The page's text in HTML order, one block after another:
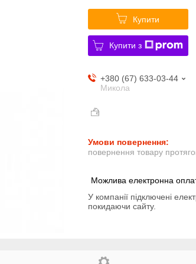
Купити
Купити з
+380 (67) 633-03-44
Микола
повернення товару
У компанії підключені
покидаючи сайту.